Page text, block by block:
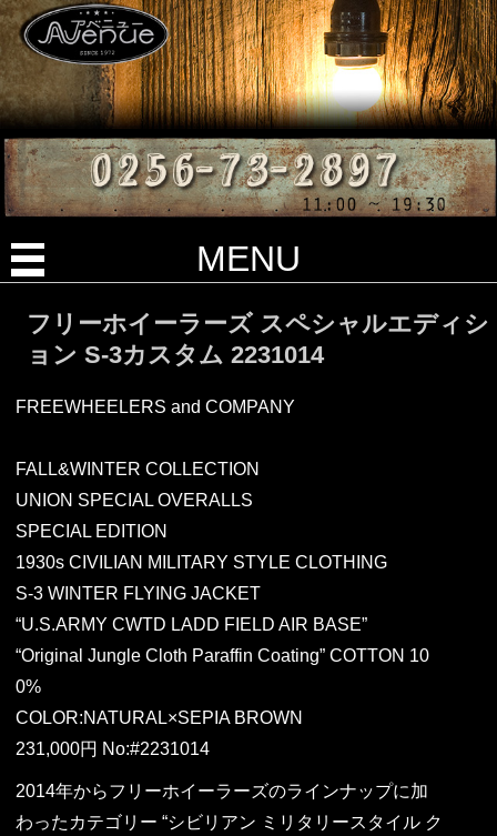
MENU
フリーホイーラーズ スペシャルエディシ
ョン S-3カスタム 2231014
FREEWHEELERS and COMPANY
FALL&WINTER COLLECTION
UNION SPECIAL OVERALLS
SPECIAL EDITION
1930s CIVILIAN MILITARY STYLE CLOTHING
S-3 WINTER FLYING JACKET
“U.S.ARMY CWTD LADD FIELD AIR BASE”
“Original Jungle Cloth Paraffin Coating” COTTON 10
0%
COLOR:NATURAL×SEPIA BROWN
231,000円 No:#2231014
2014年からフリーホイーラーズのラインナップに加
わったカテゴリー “シビリアン ミリタリースタイル ク